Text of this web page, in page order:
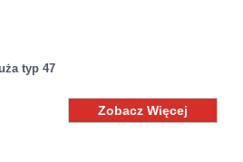
typ 47
Zobacz Więcej